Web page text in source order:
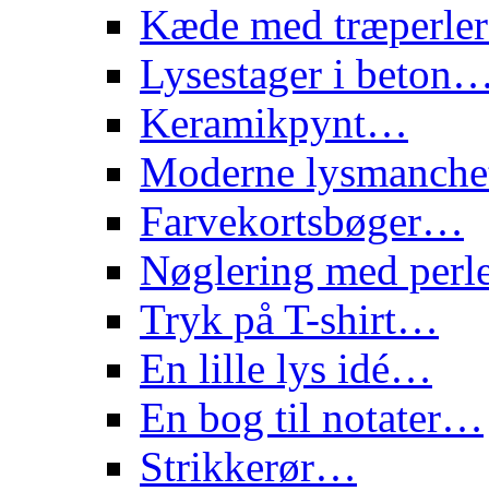
Kæde med
Lysestager i
Keramikpynt…
Moderne
Farvekortsbøger…
Nøglering med
Tryk på T-shirt…
En lille lys idé…
En bog til notater…
Strikkerør…